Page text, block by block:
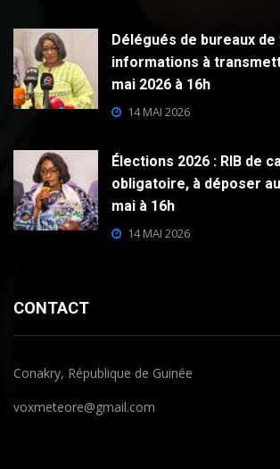
Délégués de bureaux
informations à
mai 2026 à 16h
14 MAI 2026
Élections 2026 : RIB de
obligatoire, à déposer
mai à 16h
14 MAI 2026
CONTACT
Conakry, République de Guinée
voxmeteore@gmail.com